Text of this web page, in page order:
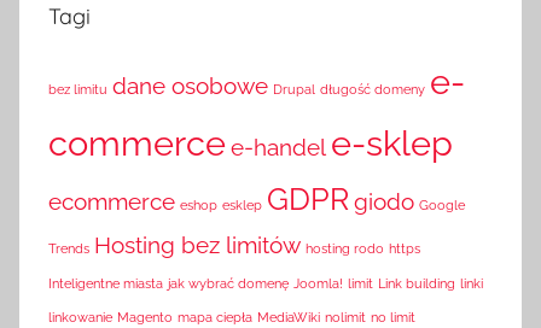
Tagi
bez limitu dane osobowe Drupal długość domeny e-
commercee-handel e-sklep
ecommerce eshop esklep GDPRgiodo Google
Trends Hosting bez limitów hosting rodo https
Inteligentne miasta jak wybrać domenę Joomla! limit Link building linki
linkowanie Magento mapa ciepła MediaWiki nolimit no limit